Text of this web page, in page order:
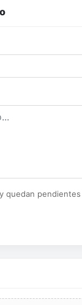
quedan